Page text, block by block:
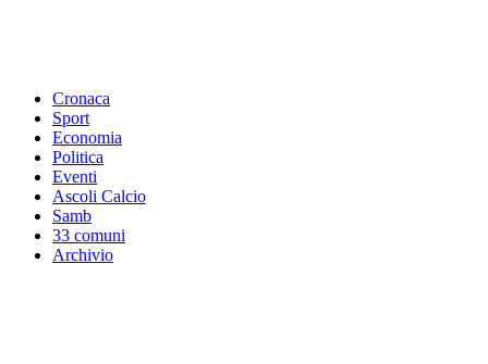
Cronaca
Sport
Economia
Politica
Eventi
Ascoli Calcio
Samb
33 comuni
Archivio